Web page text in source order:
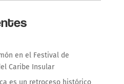
en el Festival de
Caribe Insular
es un retroceso histórico